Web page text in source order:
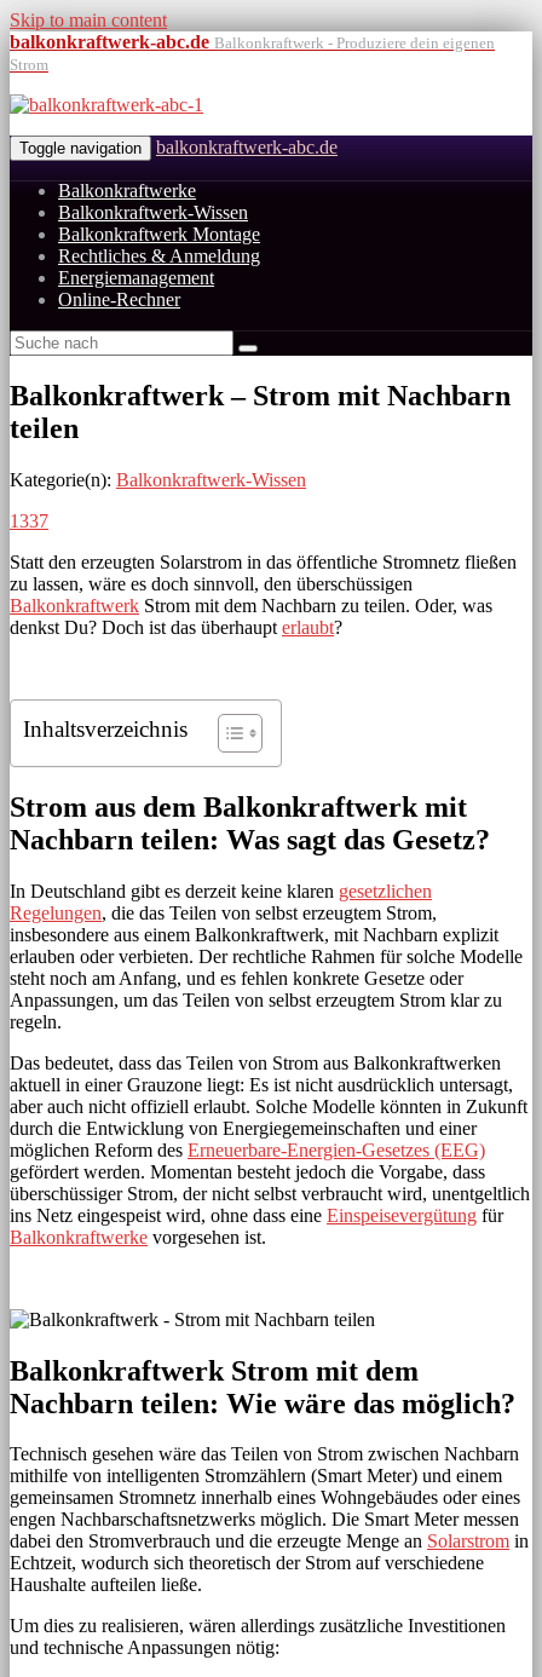
Skip to main content
balkonkraftwerk-abc.de Balkonkraftwerk - Produziere dein eigenen
Strom
Toggle navigation balkonkraftwerk-abc.de
Balkonkraftwerke
Balkonkraftwerk-Wissen
Balkonkraftwerk Montage
Rechtliches & Anmeldung
Energiemanagement
Online-Rechner
Balkonkraftwerk – Strom mit Nachbarn
teilen
Kategorie(n): Balkonkraftwerk-Wissen
1337
Statt den erzeugten Solarstrom in das öffentliche Stromnetz fließen
zu lassen, wäre es doch sinnvoll, den überschüssigen
Balkonkraftwerk Strom mit dem Nachbarn zu teilen. Oder, was
denkst Du? Doch ist das überhaupt erlaubt?
Inhaltsverzeichnis
Strom aus dem Balkonkraftwerk mit
Nachbarn teilen: Was sagt das Gesetz?
In Deutschland gibt es derzeit keine klaren gesetzlichen
Regelungen, die das Teilen von selbst erzeugtem Strom,
insbesondere aus einem Balkonkraftwerk, mit Nachbarn explizit
erlauben oder verbieten. Der rechtliche Rahmen für solche Modelle
steht noch am Anfang, und es fehlen konkrete Gesetze oder
Anpassungen, um das Teilen von selbst erzeugtem Strom klar zu
regeln.
Das bedeutet, dass das Teilen von Strom aus Balkonkraftwerken
aktuell in einer Grauzone liegt: Es ist nicht ausdrücklich untersagt,
aber auch nicht offiziell erlaubt. Solche Modelle könnten in Zukunft
durch die Entwicklung von Energiegemeinschaften und einer
möglichen Reform des Erneuerbare-Energien-Gesetzes (EEG)
gefördert werden. Momentan besteht jedoch die Vorgabe, dass
überschüssiger Strom, der nicht selbst verbraucht wird, unentgeltlich
ins Netz eingespeist wird, ohne dass eine Einspeisevergütung für
Balkonkraftwerke vorgesehen ist.
Balkonkraftwerk Strom mit dem
Nachbarn teilen: Wie wäre das möglich?
Technisch gesehen wäre das Teilen von Strom zwischen Nachbarn
mithilfe von intelligenten Stromzählern (Smart Meter) und einem
gemeinsamen Stromnetz innerhalb eines Wohngebäudes oder eines
engen Nachbarschaftsnetzwerks möglich. Die Smart Meter messen
dabei den Stromverbrauch und die erzeugte Menge an Solarstrom in
Echtzeit, wodurch sich theoretisch der Strom auf verschiedene
Haushalte aufteilen ließe.
Um dies zu realisieren, wären allerdings zusätzliche Investitionen
und technische Anpassungen nötig: